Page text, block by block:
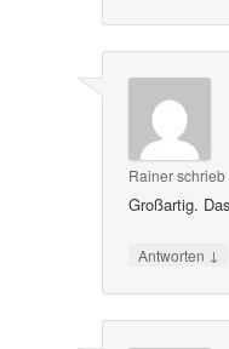
Rainerschrieb
Großartig.
Antworten ↓